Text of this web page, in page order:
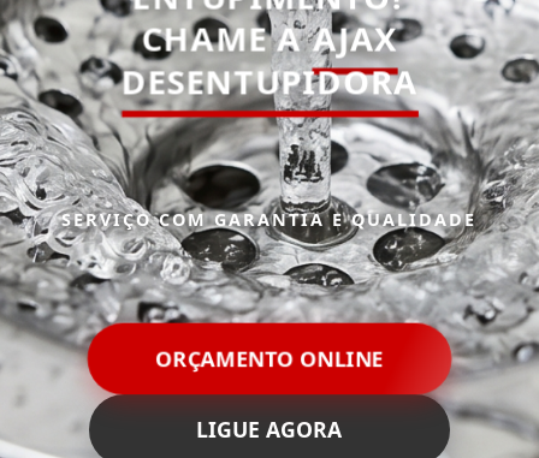
CHAME AAJAX
DESENTUPIDORA
SERVIÇO COM GARANTIA E QUALIDADE
ORÇAMENTO ONLINE
LIGUE AGORA